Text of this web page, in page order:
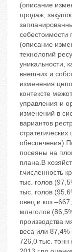
(описание
продаж,
себестоимости
(описание
технологий
уникальности,
внешних и
изменения
контексте
управления и
изменений в
вариантов
посеяны на
плана.В
г.численность
тыс. голов
тыс. голов
овец и коз
млнголов
производства
веса или
726,0 тыс.